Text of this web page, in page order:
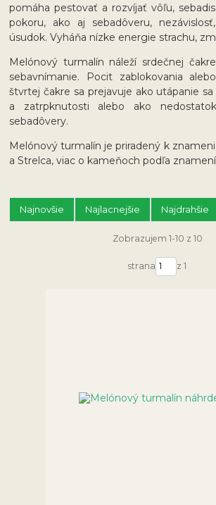
pomáha pestovať a rozvíjať vôľu,
pokoru, ako aj sebadôveru,
úsudok. Vyháňa nízke energie strachu,
Melónový turmalín náleží srdečnej
sebavnímanie. Pocit zablokovania
štvrtej čakre sa prejavuje ako utápanie
a zatrpknutosti alebo ako
sebadôvery.
Melónový turmalín je priradený k
a Strelca, viac o kameňoch podľa
Najnovšie Najlacnejšie Najdrahšie
Zobrazujem 1-10 z 10
strana z 1